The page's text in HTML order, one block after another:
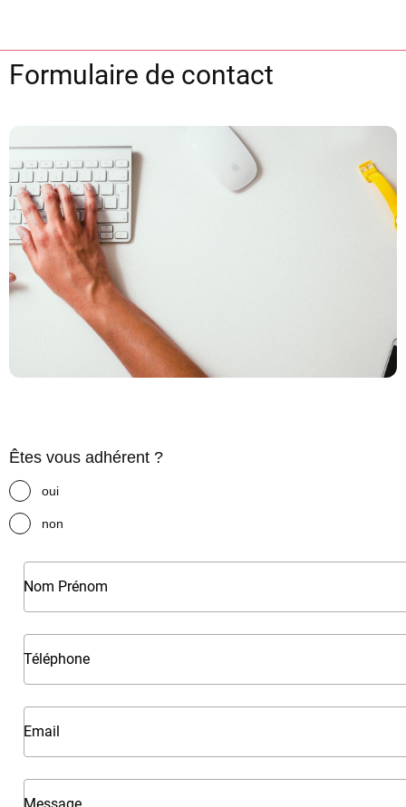
Formulaire de contact
Êtes vous adhérent ?
oui
non